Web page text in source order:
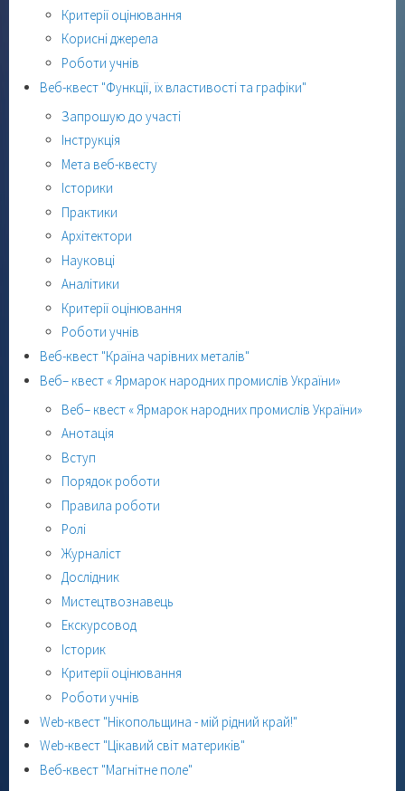
Критерії оцінювання
Корисні джерела
Роботи учнів
Веб-квест "Функції, їх властивості та графіки"
Запрошую до участі
Інструкція
Мета веб-квесту
Історики
Практики
Архітектори
Науковці
Аналітики
Критерії оцінювання
Роботи учнів
Веб-квест "Країна чарівних металів"
Веб– квест « Ярмарок народних промислів України»
Веб– квест « Ярмарок народних промислів України»
Анотація
Вступ
Порядок роботи
Правила роботи
Ролі
Журналіст
Дослідник
Мистецтвознавець
Екскурсовод
Історик
Критерії оцінювання
Роботи учнів
Web-квест "Нікопольщина - мій рідний край!"
Web-квест "Цікавий світ материків"
Веб-квест "Магнітне поле"